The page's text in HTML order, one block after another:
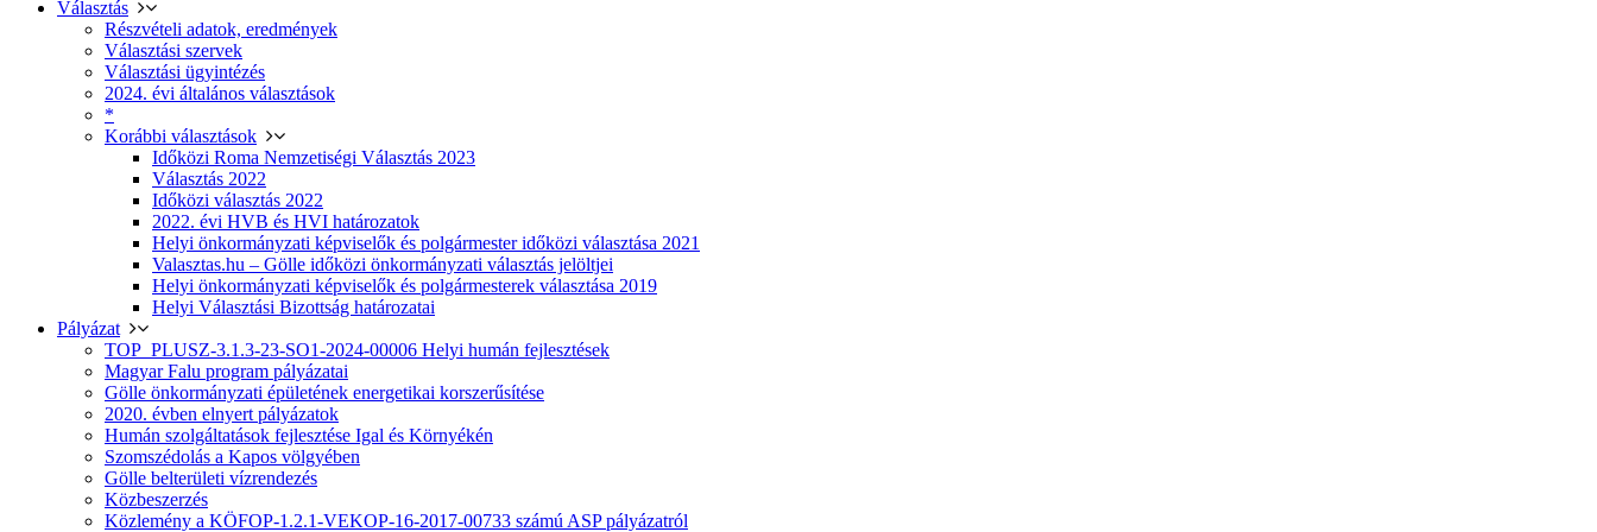
Választás
Részvételi adatok, eredmények
Választási szervek
Választási ügyintézés
2024. évi általános választások
*
Korábbi választások
Időközi Roma Nemzetiségi Választás 2023
Választás 2022
Időközi választás 2022
2022. évi HVB és HVI határozatok
Helyi önkormányzati képviselők és polgármester időközi választása 2021
Valasztas.hu – Gölle időközi önkormányzati választás jelöltjei
Helyi önkormányzati képviselők és polgármesterek választása 2019
Helyi Választási Bizottság határozatai
Pályázat
TOP_PLUSZ-3.1.3-23-SO1-2024-00006 Helyi humán fejlesztések
Magyar Falu program pályázatai
Gölle önkormányzati épületének energetikai korszerűsítése
2020. évben elnyert pályázatok
Humán szolgáltatások fejlesztése Igal és Környékén
Szomszédolás a Kapos völgyében
Gölle belterületi vízrendezés
Közbeszerzés
Közlemény a KÖFOP-1.2.1-VEKOP-16-2017-00733 számú ASP pályázatról